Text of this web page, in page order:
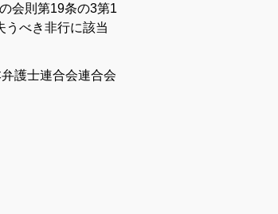
会則第19条の3第1
うべき非行に該当
護士連合会連合会